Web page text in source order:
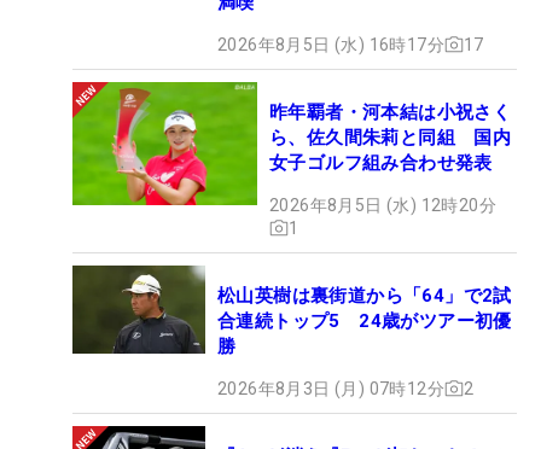
2026年8月5日 (水) 16時17分 17
昨年覇者・河本結は小祝さく
ら、佐久間朱莉と同組 国内
女子ゴルフ組み合わせ発表
2026年8月5日 (水) 12時20分
1
松山英樹は裏街道から「64」で2試
合連続トップ5 24歳がツアー初優
勝
2026年8月3日 (月) 07時12分 2